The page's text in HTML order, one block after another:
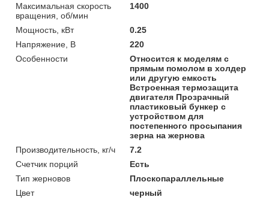
Максимальная скорость
вращения, об/мин
1400
Мощность, кВт
0.25
Напряжение, В
220
Особенности
Относится к моделям с
прямым помолом в холдер
или другую емкость
Встроенная термозащита
двигателя Прозрачный
пластиковый бункер с
устройством для
постепенного просыпания
зерна на жернова
Производительность, кг/ч
7.2
Счетчик порций
Есть
Тип жерновов
Плоскопараллельные
Цвет
черный